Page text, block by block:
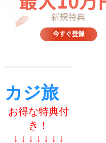
カジ旅
お得な特典付
き！
↓ ↓ ↓ ↓ ↓ ↓ ↓